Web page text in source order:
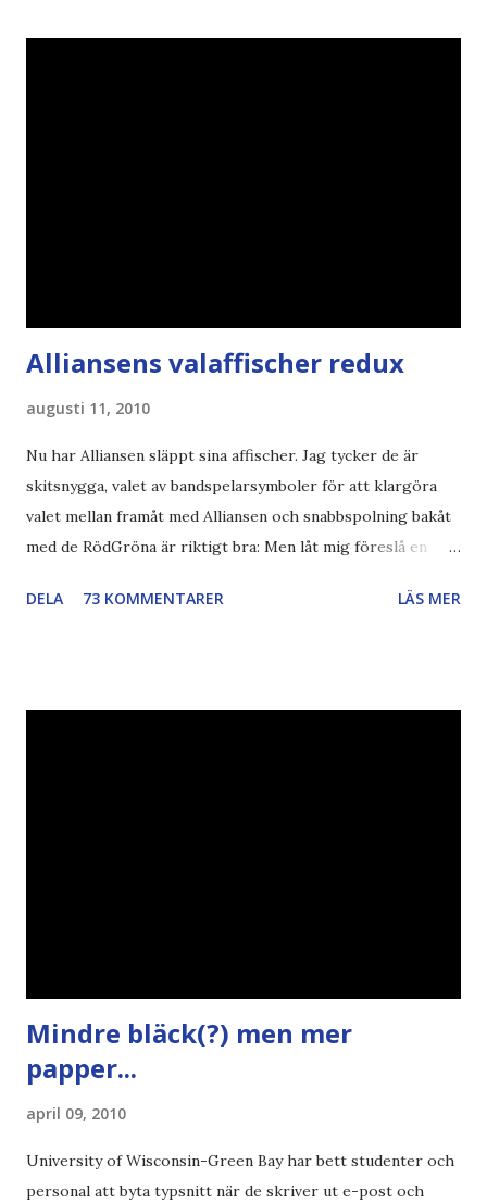
Alliansens valaffischer redux
augusti 11, 2010
Nu har Alliansen släppt sina affischer. Jag tycker de är
skitsnygga, valet av bandspelarsymboler för att klargöra
valet mellan framåt med Alliansen och snabbspolning bakåt
med de RödGröna är riktigt bra: Men låt mig föreslå en
Piratpartiet FRA-lagen Kultur Upphovsrätten //Zac,
DELA 73 KOMMENTARER LÄS MER
Mindre bläck(?) men mer
papper...
april 09, 2010
University of Wisconsin-Green Bay har bett studenter och
personal att byta typsnitt när de skriver ut e-post och